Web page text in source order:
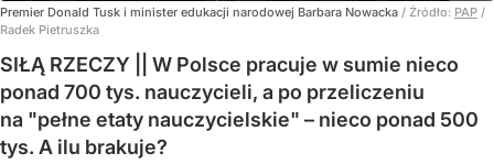
Premier Donald Tusk i minister edukacji narodowej Barbara Nowacka / Źródło: PAP /
Radek Pietruszka
SIŁĄ RZECZY || W Polsce pracuje w sumie nieco
ponad 700 tys. nauczycieli, a po przeliczeniu
na "pełne etaty nauczycielskie" – nieco ponad 500
tys. A ilu brakuje?